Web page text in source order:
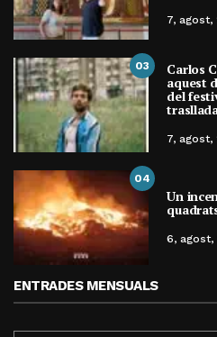
7, agost,
03 Carlos
aquest
del
7, agost,
04
Un
6, agost,
ENTRADES MENSUALS